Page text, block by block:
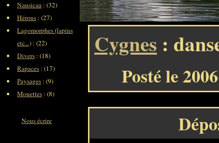
Cygnes :
Posté le
Nausicaa : (32)
Hérons : (27)
Lagomorphes (lapins
etc...) : (22)
Divers : (18)
Rapaces : (17)
Paysages : (9)
Mouettes : (8)
Nous écrire